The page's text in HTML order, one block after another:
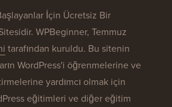
İçin Ücretsiz Bir
WPBeginner, Temmuz
tarafından kuruldu. Bu sitenin
WordPress'i öğrenmelerine ve
yardımcı olmak için
eğitimleri ve diğer eğitim